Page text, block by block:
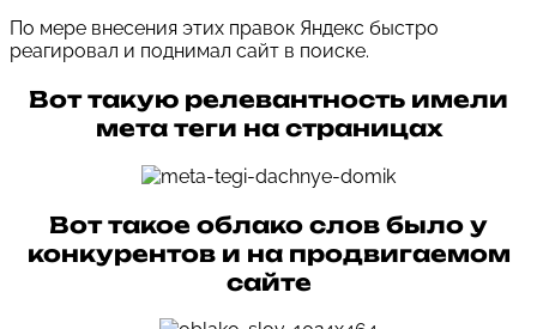
По мере внесения этих правок Яндекс быстро
реагировал и поднимал сайт в поиске.
Вот такую релевантность имели
мета теги на страницах
Вот такое облако слов было у
конкурентов и на продвигаемом
сайте